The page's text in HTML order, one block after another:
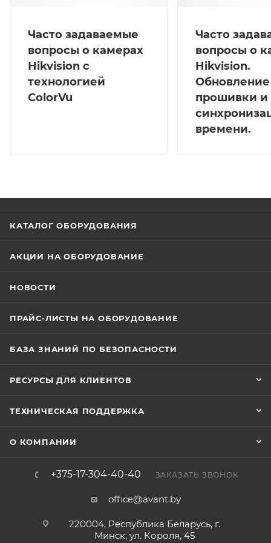
Часто задаваемые
вопросы о камерах
Hikvision с
технологией
ColorVu
Часто
вопросы о
Hikvision.
Обновление
прошивки и
времени.
КАТАЛОГ ОБОРУДОВАНИЯ
АКЦИИ НА ОБОРУДОВАНИЕ
НОВОСТИ
ПРАЙС-ЛИСТЫ НА ОБОРУДОВАНИЕ
БАЗА ЗНАНИЙ ПО БЕЗОПАСНОСТИ
РЕСУРСЫ ДЛЯ КЛИЕНТОВ
ТЕХНИЧЕСКАЯ ПОДДЕРЖКА
О КОМПАНИИ
+375-17-304-40-40 ЗАКАЗАТЬ ЗВОНОК
office@avant.by
220004, Республика Беларусь, г.
Минск, ул. Короля, 45